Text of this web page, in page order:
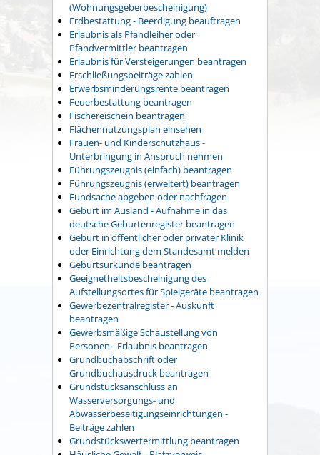
(Wohnungsgeberbescheinigung)
Erdbestattung - Beerdigung beauftragen
Erlaubnis als Pfandleiher oder
Pfandvermittler beantragen
Erlaubnis für Versteigerungen beantragen
Erschließungsbeiträge zahlen
Erwerbsminderungsrente beantragen
Feuerbestattung beantragen
Fischereischein beantragen
Flächennutzungsplan einsehen
Frauen- und Kinderschutzhaus -
Unterbringung in Anspruch nehmen
Führungszeugnis (einfach) beantragen
Führungszeugnis (erweitert) beantragen
Fundsache abgeben oder nachfragen
Geburt im Ausland - Aufnahme in das
deutsche Geburtenregister beantragen
Geburt in öffentlicher oder privater Klinik
oder Einrichtung dem Standesamt melden
Geburtsurkunde beantragen
Geeignetheitsbescheinigung des
Aufstellungsortes für Spielgeräte beantragen
Gewerbezentralregister - Auskunft
beantragen
Gewerbsmäßige Schaustellung von
Personen - Erlaubnis beantragen
Grundbuchabschrift oder
Grundbuchausdruck beantragen
Grundstücksanschluss an
Wasserversorgungs- und
Abwasserbeseitigungseinrichtungen -
Beiträge zahlen
Grundstückswertermittlung beantragen